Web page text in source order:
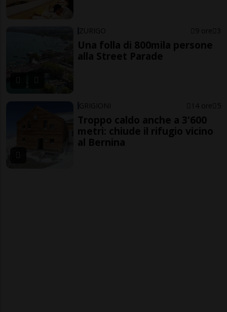
ZURIGO 9 ore 3
Una folla di 800mila persone
alla Street Parade
GRIGIONI 14 ore 5
Troppo caldo anche a 3'600
metri: chiude il rifugio vicino
al Bernina